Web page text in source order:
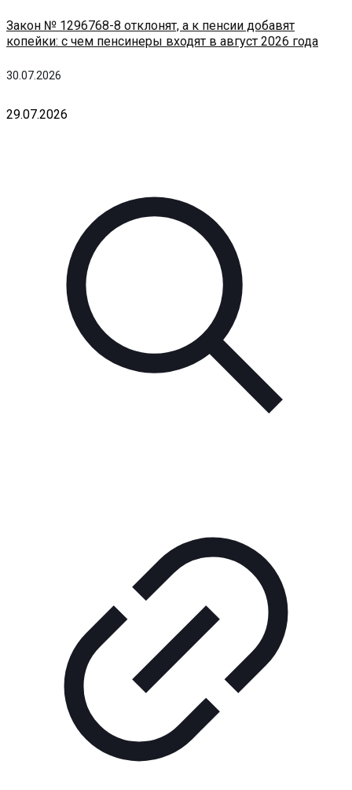
30.07.2026
Закон № 1296768-8 отклонят, а к пенсии добавят
копейки: с чем пенсинеры входят в август 2026 года
29.07.2026